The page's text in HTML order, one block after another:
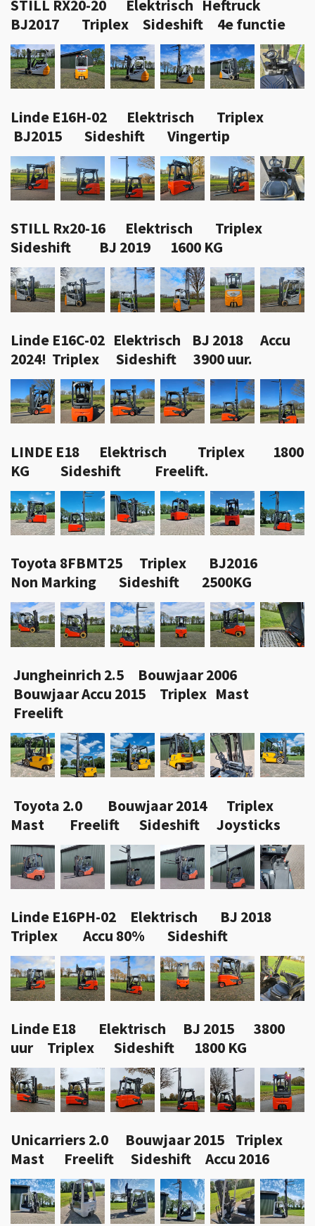
STILL RX20-20 Elektrisch Heftruck
BJ2017 Triplex Sideshift 4e functie
Linde E16H-02 Elektrisch Triplex
BJ2015 Sideshift Vingertip
STILL Rx20-16 Elektrisch Triplex
Sideshift BJ 2019 1600 KG
Linde E16C-02 Elektrisch BJ 2018 Accu
2024! Triplex Sideshift 3900 uur.
LINDE E18 Elektrisch Triplex 1800
KG Sideshift Freelift.
Toyota 8FBMT25 Triplex BJ2016
Non Marking Sideshift 2500KG
Jungheinrich 2.5 Bouwjaar 2006
Bouwjaar Accu 2015 Triplex Mast
Freelift
Toyota 2.0 Bouwjaar 2014 Triplex
Mast Freelift Sideshift Joysticks
Linde E16PH-02 Elektrisch BJ 2018
Triplex Accu 80% Sideshift
Linde E18 Elektrisch BJ 2015 3800
uur Triplex Sideshift 1800 KG
Unicarriers 2.0 Bouwjaar 2015 Triplex
Mast Freelift Sideshift Accu 2016